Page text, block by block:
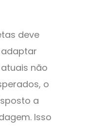
deve
não
o
a
Isso